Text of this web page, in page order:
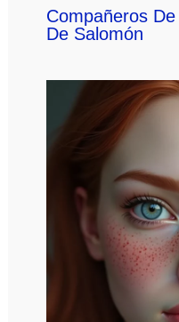
Compañeros
De Salomón